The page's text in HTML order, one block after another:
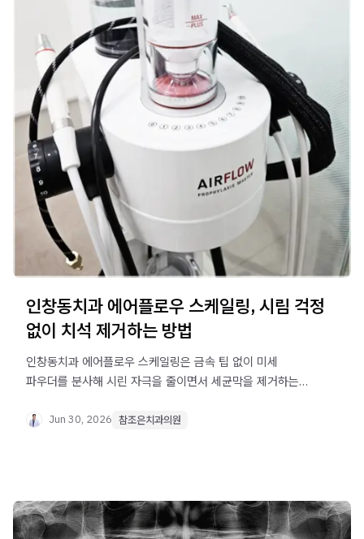
인창동치과 에어플로우 스케일링, 시림 걱정
없이 치석 제거하는 방법
인창동치과 에어플로우 스케일링은 금속 팁 없이 미세
파우더를 분사해 시린 자극을 줄이면서 세균막을 제거하는
확인하세요.
Jun 30, 2026 참조은치과의원